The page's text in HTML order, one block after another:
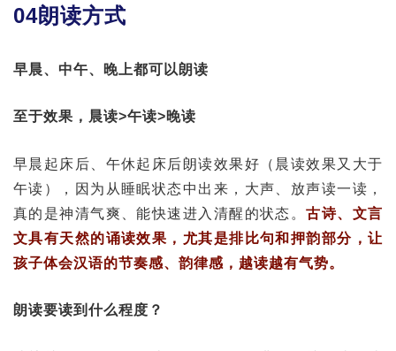
04朗读方式
早晨、中午、晚上都可以朗读
至于效果，晨读>午读>晚读
早晨起床后、午休起床后朗读效果好（晨读效果又大于
午读），因为从睡眠状态中出来，大声、放声读一读，
真的是神清气爽、能快速进入清醒的状态。古诗、文言
文具有天然的诵读效果，尤其是排比句和押韵部分，让
孩子体会汉语的节奏感、韵律感，越读越有气势。
朗读要读到什么程度？